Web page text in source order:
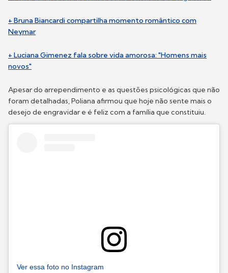
+ Bruna Biancardi compartilha momento romântico com
Neymar
+ Luciana Gimenez fala sobre vida amorosa: "Homens mais
novos"
Apesar do arrependimento e as questões psicológicas que não
foram detalhadas, Poliana afirmou que hoje não sente mais o
desejo de engravidar e é feliz com a família que constituiu.
Ver essa foto no Instagram